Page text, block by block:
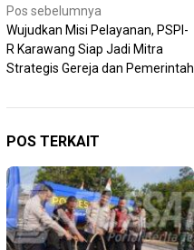
Navigasi
pos
Pos sebelumnya
Wujudkan Misi Pelayanan, PSPI-
R Karawang Siap Jadi Mitra
Strategis Gereja dan Pemerintah
POS TERKAIT